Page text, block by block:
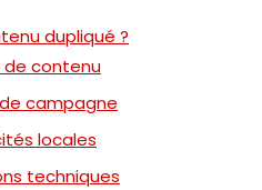
dupliqué ?
de contenu
campagne
locales
techniques